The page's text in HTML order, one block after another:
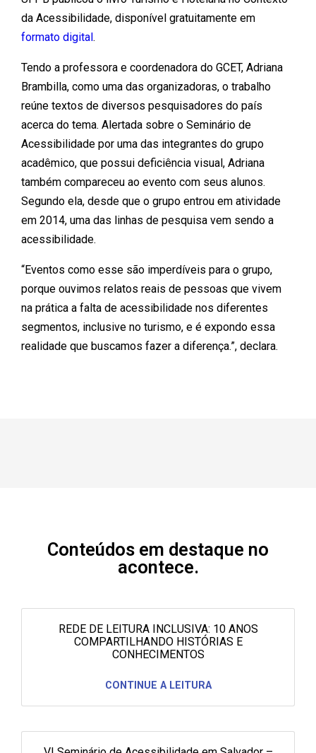
da Acessibilidade, disponível gratuitamente em
formato digital.
Tendo a professora e coordenadora do GCET, Adriana
Brambilla, como uma das organizadoras, o trabalho
reúne textos de diversos pesquisadores do país
acerca do tema. Alertada sobre o Seminário de
Acessibilidade por uma das integrantes do grupo
acadêmico, que possui deficiência visual, Adriana
também compareceu ao evento com seus alunos.
Segundo ela, desde que o grupo entrou em atividade
em 2014, uma das linhas de pesquisa vem sendo a
acessibilidade.
“Eventos como esse são imperdíveis para o grupo,
porque ouvimos relatos reais de pessoas que vivem
na prática a falta de acessibilidade nos diferentes
segmentos, inclusive no turismo, e é expondo essa
realidade que buscamos fazer a diferença.”, declara.
Conteúdos em destaque no
acontece.
REDE DE LEITURA INCLUSIVA: 10 ANOS
COMPARTILHANDO HISTÓRIAS E
CONHECIMENTOS
CONTINUE A LEITURA